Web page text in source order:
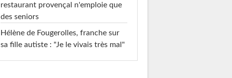
restaurant provençal n'emploie que
des seniors
Hélène de Fougerolles, franche sur
sa fille autiste : "Je le vivais très mal"